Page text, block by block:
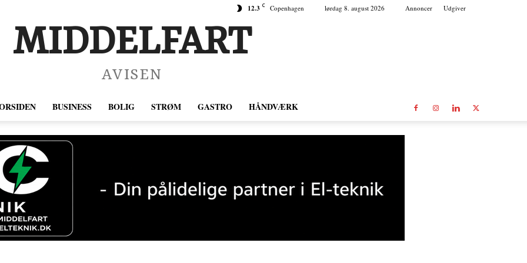
12.3 C Copenhagen lørdag 8. august 2026 Annoncer Udgiver
MIDDELFART
AVISEN
BUSINESS BOLIG STRØM GASTRO HÅNDVÆRK